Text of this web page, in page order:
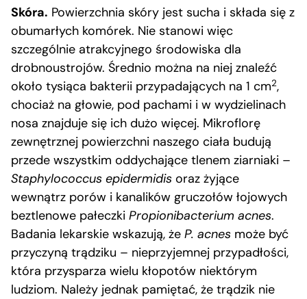
Skóra. Powierzchnia skóry jest sucha i składa się z
obumarłych komórek. Nie stanowi więc
szczególnie atrakcyjnego środowiska dla
drobnoustrojów. Średnio można na niej znaleźć
około tysiąca bakterii przypadających na 1 cm2,
chociaż na głowie, pod pachami i w wydzielinach
nosa znajduje się ich dużo więcej. Mikroflorę
zewnętrznej powierzchni naszego ciała budują
przede wszystkim oddychające tlenem ziarniaki –
Staphylococcus epidermidis oraz żyjące
wewnątrz porów i kanalików gruczołów łojowych
beztlenowe pałeczki Propionibacterium acnes.
Badania lekarskie wskazują, że P. acnes może być
przyczyną trądziku – nieprzyjemnej przypadłości,
która przysparza wielu kłopotów niektórym
ludziom. Należy jednak pamiętać, że trądzik nie